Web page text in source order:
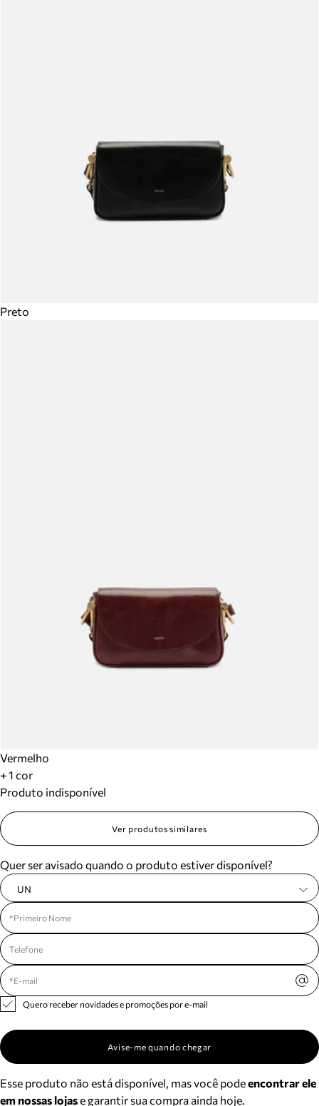
Preto
Vermelho
+ 1 cor
Produto indisponível
Ver produtos similares
Quer ser avisado quando o produto estiver disponível?
UN
Quero receber novidades e promoções por e-mail
Avise-me quando chegar
Esse produto não está disponível, mas você podeencontrar ele
em nossas lojase garantir sua compra ainda hoje.